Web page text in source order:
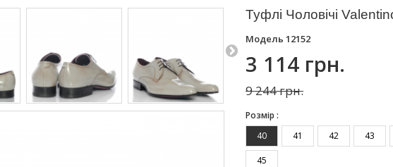
Туфлі Чоловічі
Модель 12152
3 114 грн.
9 244 грн.
Розмір :
40
41 42 43
45